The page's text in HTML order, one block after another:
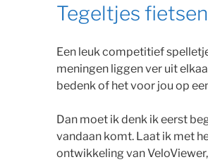
Tegeltjes fietsen
Een leuk competitief
meningen liggen ver uit
bedenk of het voor jou op
Dan moet ik denk ik eerst
vandaan komt. Laat ik met
ontwikkeling van